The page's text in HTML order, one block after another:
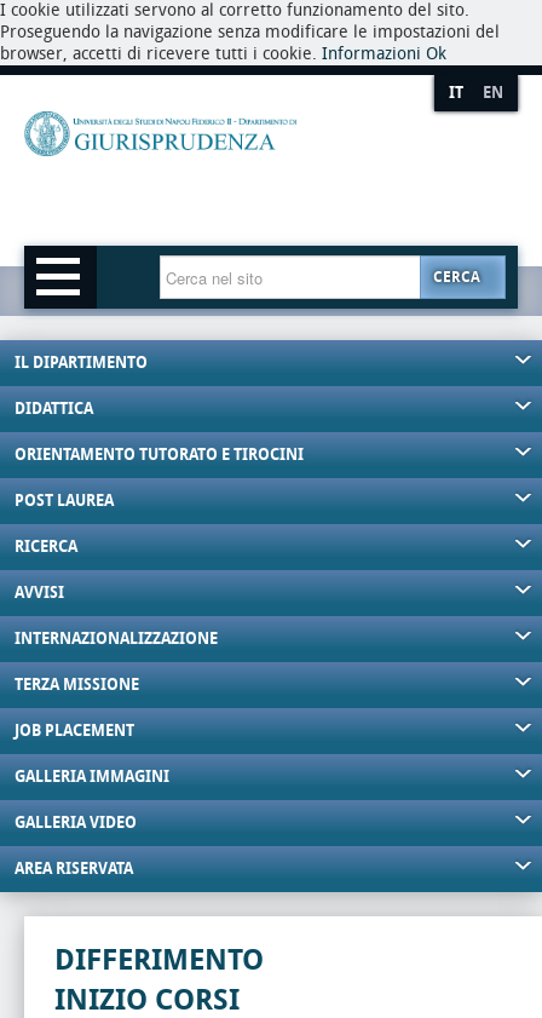
I cookie utilizzati servono al corretto funzionamento del sito.
Proseguendo la navigazione senza modificare le impostazioni del
browser, accetti di ricevere tutti i cookie. Informazioni Ok
IT EN
CERCA
IL DIPARTIMENTO
DIDATTICA
ORIENTAMENTO TUTORATO E TIROCINI
POST LAUREA
RICERCA
AVVISI
INTERNAZIONALIZZAZIONE
TERZA MISSIONE
JOB PLACEMENT
GALLERIA IMMAGINI
GALLERIA VIDEO
AREA RISERVATA
DIFFERIMENTO
INIZIO CORSI